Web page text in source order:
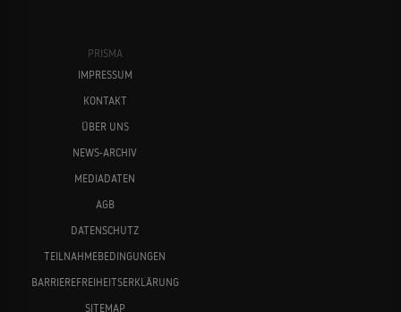
PRISMA
IMPRESSUM
KONTAKT
ÜBER UNS
NEWS-ARCHIV
MEDIADATEN
AGB
DATENSCHUTZ
TEILNAHMEBEDINGUNGEN
BARRIEREFREIHEITSERKLÄRUNG
SITEMAP